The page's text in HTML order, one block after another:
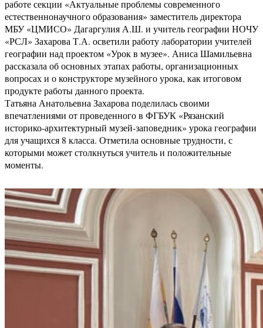
работе секции «Актуальные проблемы современного
естественнонаучного образования» заместитель директора
МБУ «ЦМИСО» Дагаргулия А.Ш. и учитель географии НОЧУ
«РСЛ» Захарова Т.А. осветили работу лаборатории учителей
географии над проектом «Урок в музее». Аниса Шамильевна
рассказала об основных этапах работы, организационных
вопросах и о конструкторе музейного урока, как итоговом
продукте работы данного проекта.
Татьяна Анатольевна Захарова поделилась своими
впечатлениями от проведенного в ФГБУК «Рязанский
историко-архитектурный музей-заповедник» урока географии
для учащихся 8 класса. Отметила основные трудности, с
которыми может столкнуться учитель и положительные
моменты.